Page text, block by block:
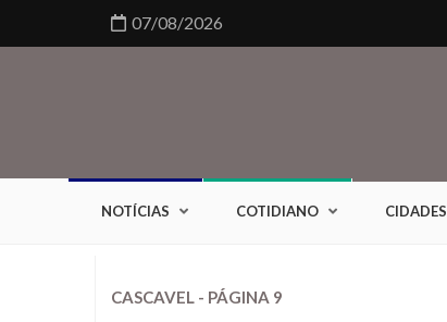
07/08/2026
NOTÍCIAS COTIDIANO CIDADES
CASCAVEL - PÁGINA 9